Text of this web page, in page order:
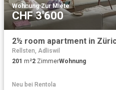
Wohnung·Zur Miete
CHF 3'600
Rellsten, Adliswil
201 m²2 ZimmerWohnung
Neu bei Rentola